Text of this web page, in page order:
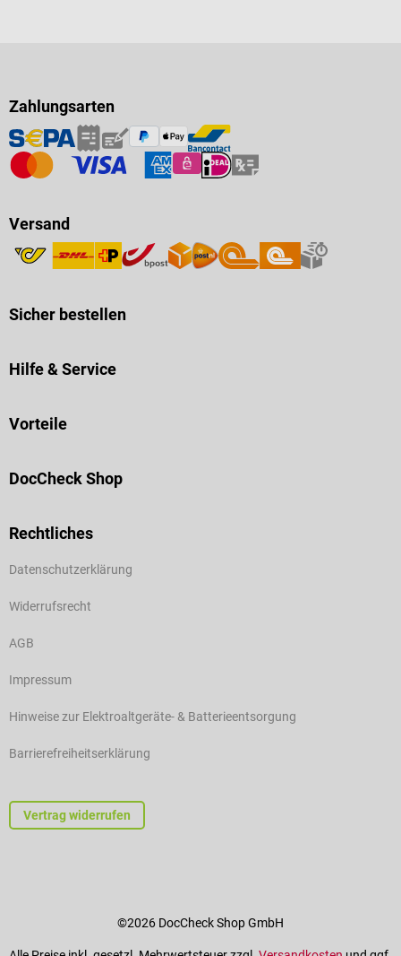
Zahlungsarten
Versand
Sicher bestellen
Hilfe & Service
Vorteile
DocCheck Shop
Rechtliches
Datenschutzerklärung
Widerrufsrecht
AGB
Impressum
Hinweise zur Elektroaltgeräte- & Batterieentsorgung
Barrierefreiheitserklärung
Vertrag widerrufen
©2026 DocCheck Shop GmbH